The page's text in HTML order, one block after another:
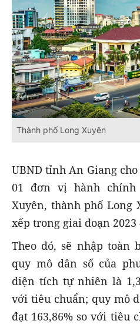
Thành phố Long Xuyên
UBND tỉnh An Giang
01 đơn vị hành chính
Xuyên, thành phố Long
xếp trong giai đoạn 2023
Theo đó, sẽ nhập toàn
quy mô dân số của
diện tích tự nhiên là
với tiêu chuẩn; quy mô
đạt 163,86% so với tiêu